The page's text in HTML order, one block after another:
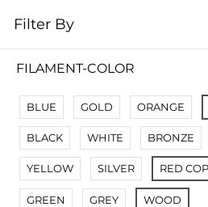
No Results
Not Found Filters1
Not Found Filters2
Filter By
FILAMENT-COLOR
BLUE GOLD ORANGE
BLACK WHITE BRONZE
YELLOW SILVER RED
GREEN GREY WOOD